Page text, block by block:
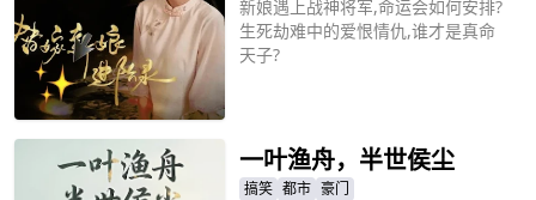
新娘遇上战神将军,命运会如何安排?
生死劫难中的爱恨情仇,谁才是真命
天子?
一叶渔舟，半世侯尘
搞笑 都市 豪门